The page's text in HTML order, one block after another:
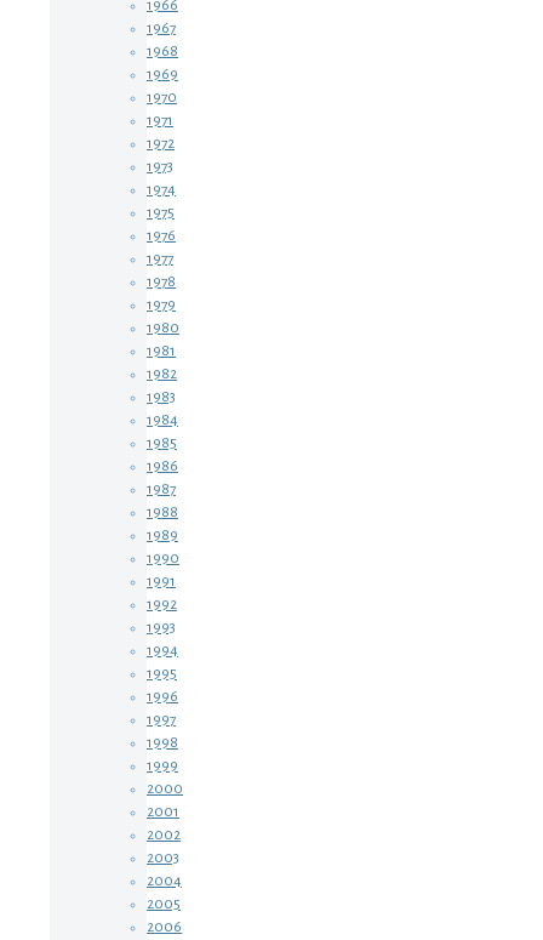
1966
1967
1968
1969
1970
1971
1972
1973
1974
1975
1976
1977
1978
1979
1980
1981
1982
1983
1984
1985
1986
1987
1988
1989
1990
1991
1992
1993
1994
1995
1996
1997
1998
1999
2000
2001
2002
2003
2004
2005
2006